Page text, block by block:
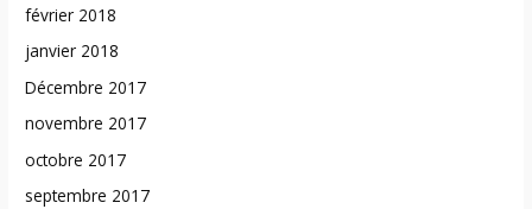
février 2018
janvier 2018
Décembre 2017
novembre 2017
octobre 2017
septembre 2017